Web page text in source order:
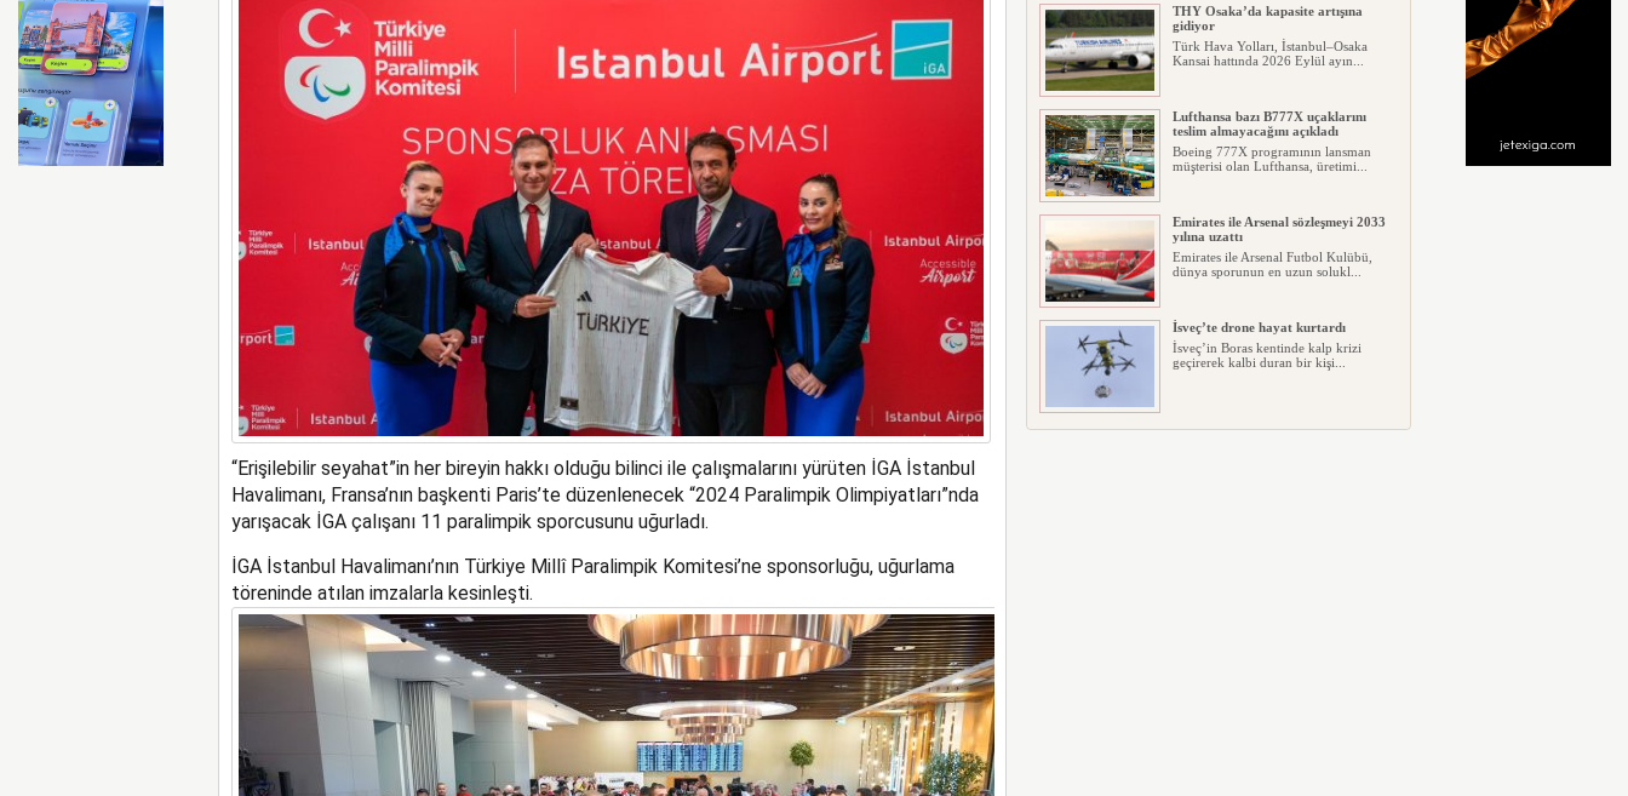
“Erişilebilir seyahat”in her bireyin hakkı olduğu bilinciile çalışmalarını yürüten İGA İstanbul
Havalimanı, Fransa’nın başkenti Paris’te düzenlenecek “2024 Paralimpik Olimpiyatları”nda
yarışacak İGA çalışanı 11 paralimpik sporcusunu uğurladı.
İGA İstanbul Havalimanı’nın Türkiye Millî Paralimpik Komitesi’ne sponsorluğu,uğurlama
töreninde atılan imzalarla kesinleşti.
THY Osaka’da kapasite artışına
gidiyor
Türk Hava Yolları, İstanbul–Osaka
Kansai hattında 2026 Eylül ayın...
Lufthansa bazı B777X uçaklarını
teslim almayacağını açıkladı
Boeing 777X programının lansman
müşterisi olan Lufthansa, üretimi...
Emirates ile Arsenal sözleşmeyi 2033
yılına uzattı
Emirates ile Arsenal Futbol Kulübü,
dünya sporunun en uzun solukl...
İsveç’te drone hayat kurtardı
İsveç’in Boras kentinde kalp krizi
geçirerek kalbi duran bir kişi...
Ryanair kış sezonunda Fas’ta rekor